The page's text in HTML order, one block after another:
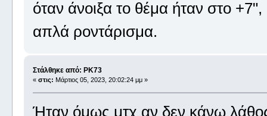
όταν άνοιξα το θέμα ήταν στο
απλά ροντάρισμα.
Στάλθηκε από: PK73
« στις: Μάρτιος 05, 2023, 20:02:24 μμ »
Ήταν όμως μτχ αν δεν κάνω